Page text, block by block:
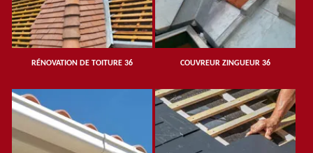
RÉNOVATION DE TOITURE 36 COUVREUR ZINGUEUR 36